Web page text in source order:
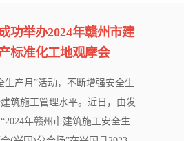
功举办2024年赣州市建
标准化工地观摩会
生产月”活动，不断增强安全生
筑施工管理水平。近日，由发
年赣州市建筑施工安全生